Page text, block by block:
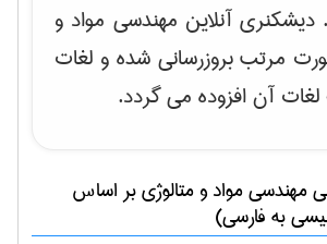
دیشکنری آنلاین مهندسی مواد و
مرتب بروزرسانی شده و لغات
آن افزوده می گردد.
مهندسی مواد و متالوژیبر اساس
به فارسی)